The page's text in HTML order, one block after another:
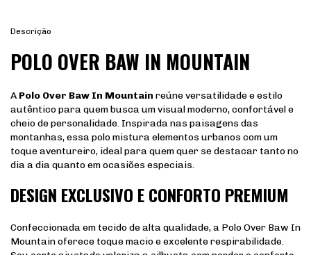
Descrição
POLO OVER BAW IN MOUNTAIN
A Polo Over Baw In Mountain reúne versatilidade e estilo
autêntico para quem busca um visual moderno, confortável e
cheio de personalidade. Inspirada nas paisagens das
montanhas, essa polo mistura elementos urbanos com um
toque aventureiro, ideal para quem quer se destacar tanto no
dia a dia quanto em ocasiões especiais.
DESIGN EXCLUSIVO E CONFORTO PREMIUM
Confeccionada em tecido de alta qualidade, a Polo Over Baw In
Mountain oferece toque macio e excelente respirabilidade.